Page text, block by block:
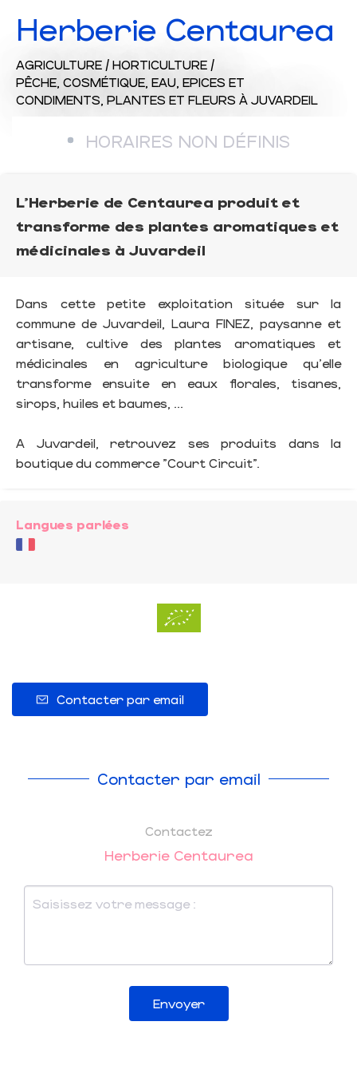
Herberie Centaurea
AGRICULTURE / HORTICULTURE /
PÊCHE, COSMÉTIQUE, EAU, EPICES ET
CONDIMENTS, PLANTES ET FLEURS À JUVARDEIL
HORAIRES NON DÉFINIS
L'Herberie de Centaurea produit et
transforme des plantes aromatiques et
médicinales à Juvardeil
Dans cette petite exploitation située sur la
commune de Juvardeil, Laura FINEZ, paysanne et
artisane, cultive des plantes aromatiques et
médicinales en agriculture biologique qu'elle
transforme ensuite en eaux florales, tisanes,
sirops, huiles et baumes, ...
A Juvardeil, retrouvez ses produits dans la
boutique du commerce "Court Circuit".
Langues parlées
Contacter par email
Contacter par email
Contactez
Herberie Centaurea
Envoyer